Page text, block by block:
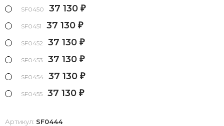
SF0450 37 130 ₽
SF0451 37 130 ₽
SF0452 37 130 ₽
SF0453 37 130 ₽
SF0454 37 130 ₽
SF0455 37 130 ₽
Артикул: SF0444